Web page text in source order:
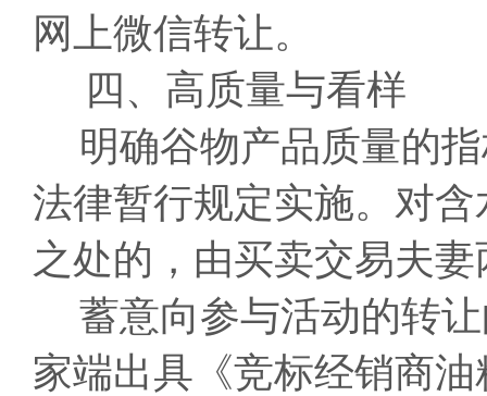
网上微信转让。
四、高质量与看样
明确谷物产品质量的
法律暂行规定实施。对
之处的，由买卖交易夫
蓄意向参与活动的转
家端出具《竞标经销商